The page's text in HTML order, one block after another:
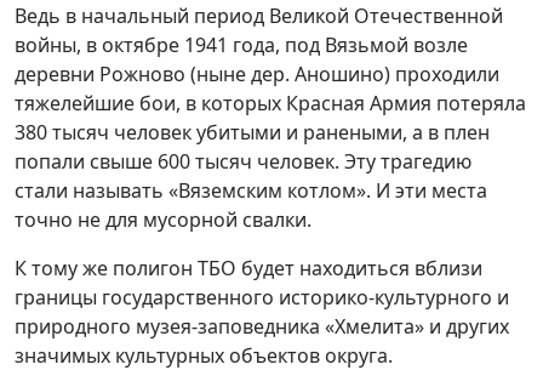
Ведь в начальный период Великой Отечественной
войны, в октябре 1941 года, под Вязьмой возле
деревни Рожново (ныне дер. Аношино) проходили
тяжелейшие бои, в которых Красная Армия потеряла
380 тысяч человек убитыми и ранеными, а в плен
попали свыше 600 тысяч человек. Эту трагедию
стали называть «Вяземским котлом». И эти места
точно не для мусорной свалки.
К тому же полигон ТБО будет находиться вблизи
границы государственного историко-культурного и
природного музея-заповедника «Хмелита» и других
значимых культурных объектов округа.